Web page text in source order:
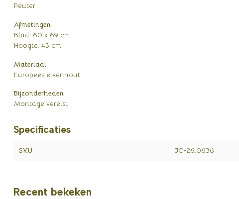
Peuter
Afmetingen
Blad: 60 x 69 cm
Hoogte: 43 cm
Materiaal
Europees eikenhout
Bijzonderheden
Montage vereist
Specificaties
SKU JC-26.0636
Recent bekeken